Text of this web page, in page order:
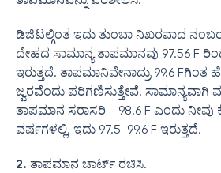
ಡಿಜಿಟಲ್ಗಿಂತ ಇದು ತುಂಬಾ ನಿಖರವಾದ
ದೇಹದ ಸಾಮಾನ್ಯ ತಾಪಮಾನವು 97.56 F
ಇರುತ್ತದೆ. ತಾಪಮಾನಿವೇನಾದ್ರು 99.6 Fಗಿಂತ
ಜ್ವರವೆಂದು ಪರಿಗಣಿಸುತ್ತೇವೆ. ಸಾಮಾನ್ಯವಾಗಿ
ತಾಪಮಾನ ಸರಾಸರಿ 98.6 F ಎಂದು ನೀವು
ವರ್ಷಗಳಲ್ಲಿ, ಇದು 97.5-99.6 F ಇರುತ್ತದೆ.
2. ತಾಪಮಾನ ಚಾರ್ಟ್ ರಚಿಸಿ.